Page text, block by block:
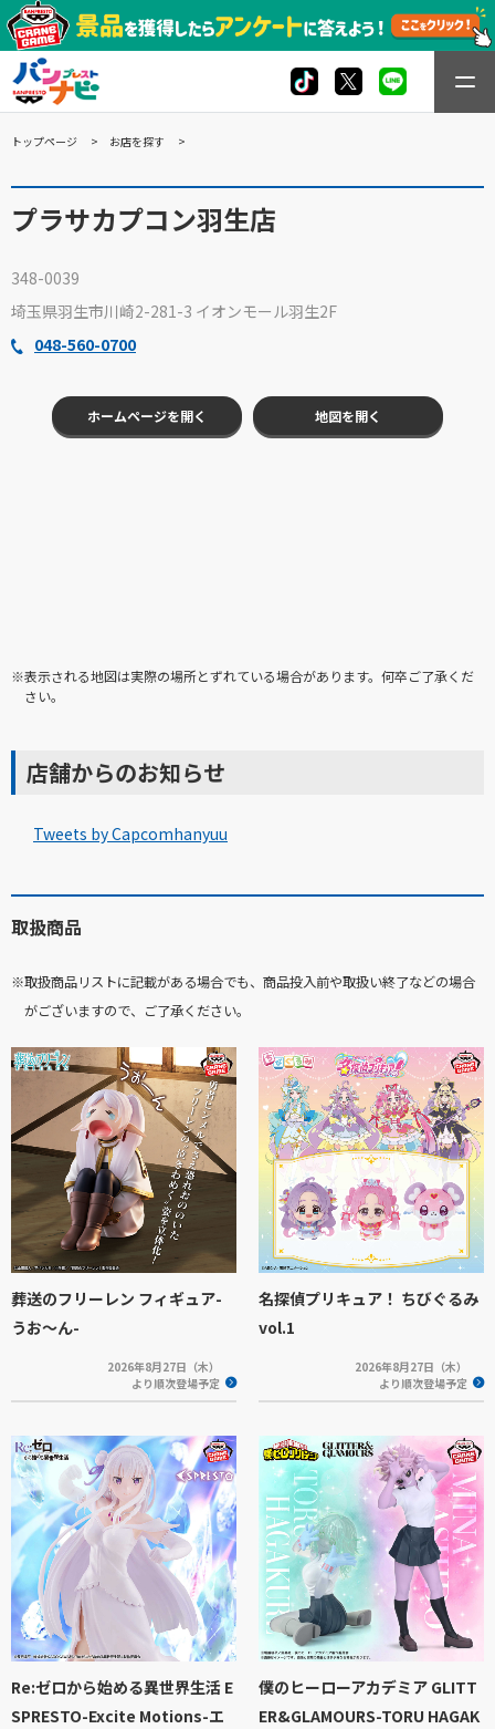
トップページ お店を探す
プラサカプコン羽生店
348-0039
埼玉県羽生市川崎2-281-3 イオンモール羽生2F
048-560-0700
ホームページを開く 地図を開く
※表示される地図は実際の場所とずれている場合があります。何卒ご了承くだ
さい。
店舗からのお知らせ
Tweets by Capcomhanyuu
取扱商品
※取扱商品リストに記載がある場合でも、商品投入前や取扱い終了などの場合
がございますので、ご了承ください。
葬送のフリーレン フィギュア-
うお～ん-
2026年8月27日（木）
より順次登場予定
名探偵プリキュア！ ちびぐるみ
vol.1
2026年8月27日（木）
より順次登場予定
Re:ゼロから始める異世界生活 E
SPRESTO-Excite Motions-エ
僕のヒーローアカデミア GLITT
ER&GLAMOURS-TORU HAGAK